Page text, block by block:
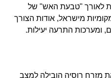
לאורך "טבעת האש" של
מישראל, אודות הצורך
ומערכות התרעה יעילות.
רוסיה הובילה למצב